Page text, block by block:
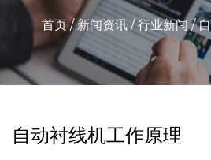
首页/新闻资讯/行业新闻 /
自动衬线机工作原理